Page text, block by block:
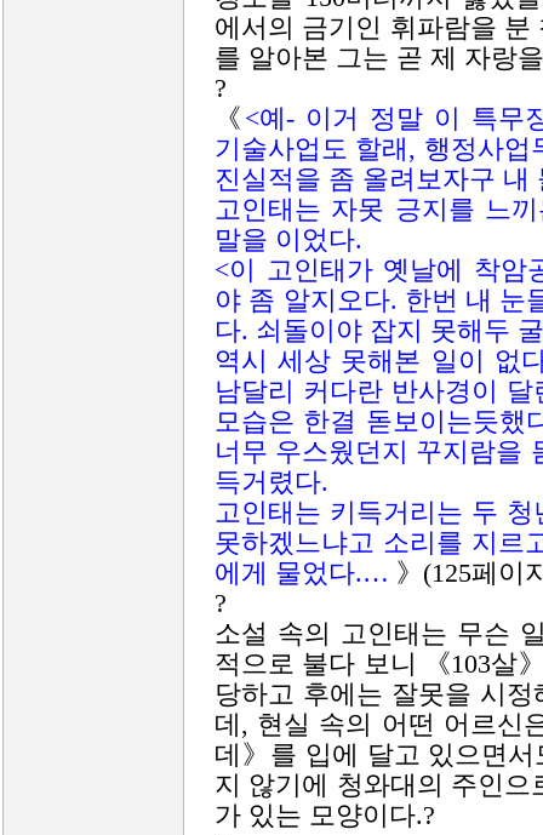
에서의 금기인 휘파람을
를 알아본 그는 곧 제 자랑
?
《 <예- 이거 정말 이 특무
기술사업도 할래, 행정사
진실적을 좀 올려보자구 내
고인태는 자못 긍지를 느
말을 이었다.
<이 고인태가 옛날에 착암
야 좀 알지오다. 한번 내 눈
다. 쇠돌이야 잡지 못해두
역시 세상 못해본 일이 없
남달리 커다란 반사경이
모습은 한결 돋보이는듯했
너무 우스웠던지 꾸지람을
득거렸다.
고인태는 키득거리는 두
못하겠느냐고 소리를 지르
에게 물었다.… 》(125페이
?
소설 속의 고인태는 무슨
적으로 불다 보니 《103살
당하고 후에는 잘못을 시
데, 현실 속의 어떤 어르신
데》를 입에 달고 있으면
지 않기에 청와대의 주인
가 있는 모양이다.?